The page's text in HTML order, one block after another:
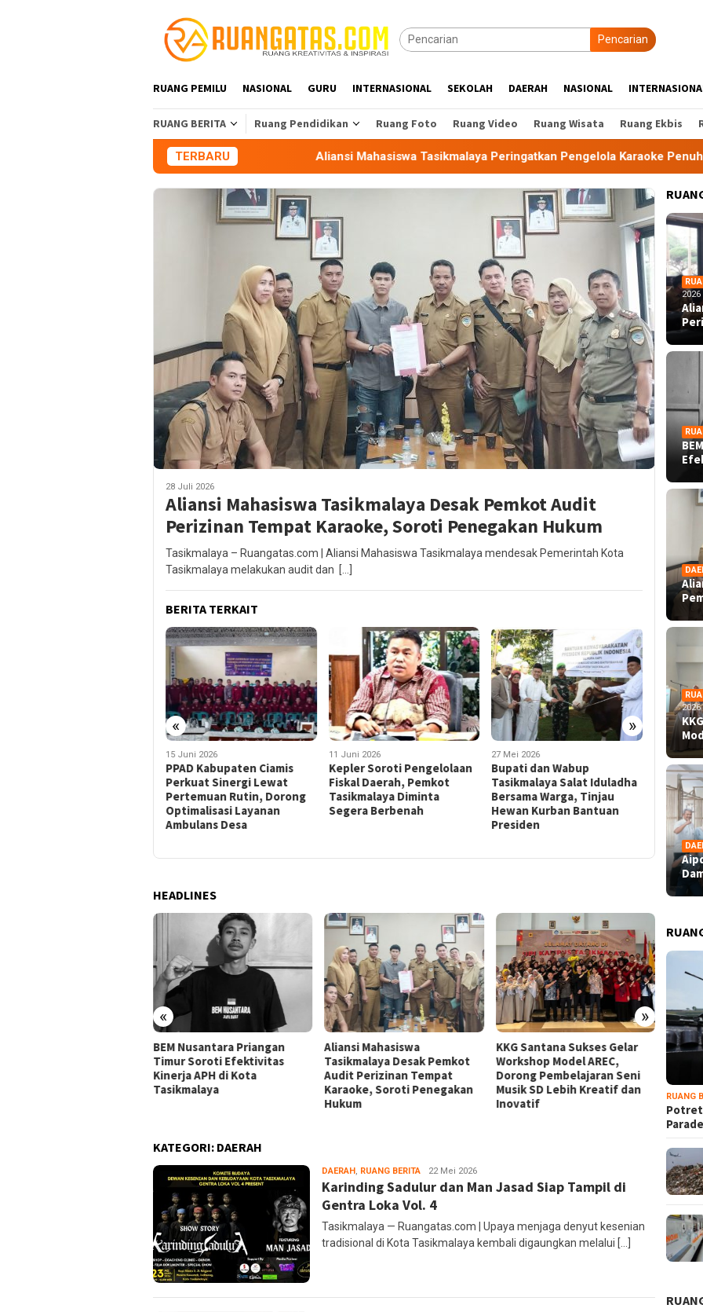
Pencarian
RUANG PEMILU NASIONAL GURU INTERNASIONAL SEKOLAH DAERAH NASIONAL
RUANG BERITA Ruang Pendidikan Ruang Foto Ruang Video Ruang Wisata Ruang Ekbis
TERBARUAliansi Mahasiswa Tasikmalaya Peringatkan Pengelola Karaoke Penuhi Kewajiban PBG
28 Juli 2026
Aliansi Mahasiswa Tasikmalaya Desak Pemkot Audit
Perizinan Tempat Karaoke, Soroti Penegakan Hukum
Tasikmalaya – Ruangatas.com | Aliansi Mahasiswa Tasikmalaya mendesak Pemerintah Kota
Tasikmalaya melakukan audit dan […]
BERITA TERKAIT
« »
15 Juni 2026
PPAD Kabupaten Ciamis
Perkuat Sinergi Lewat
Pertemuan Rutin, Dorong
Optimalisasi Layanan
Ambulans Desa
11 Juni 2026
Kepler Soroti Pengelolaan
Fiskal Daerah, Pemkot
Tasikmalaya Diminta
Segera Berbenah
27 Mei 2026
Bupati dan Wabup
Tasikmalaya Salat Iduladha
Bersama Warga, Tinjau
Hewan Kurban Bantuan
Presiden
25 Mei 2026
Warga
HEADLINES
« »
BEM Nusantara Priangan
Timur Soroti Efektivitas
Kinerja APH di Kota
Tasikmalaya
Aliansi Mahasiswa
Tasikmalaya Desak Pemkot
Audit Perizinan Tempat
Karaoke, Soroti Penegakan
Hukum
KKG Santana Sukses Gelar
Workshop Model AREC,
Dorong Pembelajaran Seni
Musik SD Lebih Kreatif dan
Inovatif
Aipda
KATEGORI: DAERAH
DAERAH , RUANG BERITA administrator
22 Mei 2026
Karinding Sadulur dan Man Jasad Siap Tampil di
Gentra Loka Vol. 4
Tasikmalaya — Ruangatas.com | Upaya menjaga denyut kesenian
tradisional di Kota Tasikmalaya kembali digaungkan melalui […]
2026
2026
RUANG
Potret